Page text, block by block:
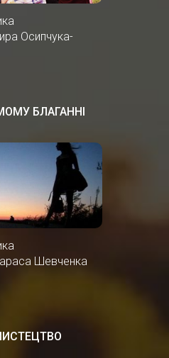
Осипчука-
БЛАГАННІ
Шевченка